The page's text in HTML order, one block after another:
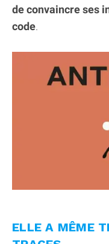
de convaincre ses
code.
ELLE A MÊME